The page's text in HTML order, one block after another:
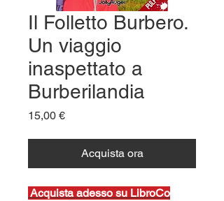
Il Folletto Burbero.
Un viaggio
inaspettato a
Burberilandia
15,00 €Prezzo
Acquista ora
Acquista adesso su LibroCo